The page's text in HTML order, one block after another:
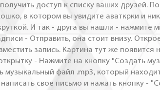
доступ к списку ваших друзей.
в котором вы увидите аваткрки и
И так - друга вы нашли -
- Отправить, она стоит внизу.
запись. Картина тут же появится
- Нажмите на кнопку "Создать
музыкальный файл .mp3, который
свое письмо и нажать кнопку -